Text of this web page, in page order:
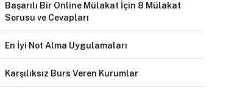
Başarılı Bir Online Mülakat İçin 8 Mülakat
Sorusu ve Cevapları
En İyi Not Alma Uygulamaları
Karşılıksız Burs Veren Kurumlar